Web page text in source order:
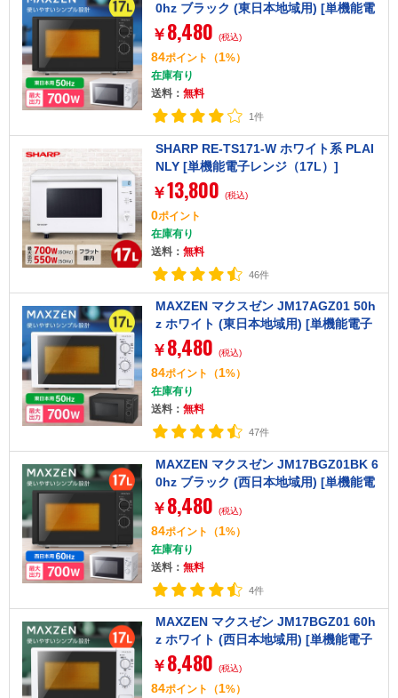
0hz ブラック (東日本地域用) [単機能電
子レンジ (17L)]
￥ 8,480 (税込)
84ポイント （1%）
在庫有り
送料： 無料
1件
SHARP RE-TS171-W ホワイト系 PLAI
NLY [単機能電子レンジ（17L）]
￥13,800 (税込)
0ポイント
在庫有り
送料： 無料
46件
MAXZEN マクスゼン JM17AGZ01 50h
z ホワイト (東日本地域用) [単機能電子
レンジ (17L)]
￥ 8,480 (税込)
84ポイント （1%）
在庫有り
送料： 無料
47件
MAXZEN マクスゼン JM17BGZ01BK 6
0hz ブラック (西日本地域用) [単機能電
子レンジ (17L)]
￥ 8,480 (税込)
84ポイント （1%）
在庫有り
送料： 無料
4件
MAXZEN マクスゼン JM17BGZ01 60h
z ホワイト (西日本地域用) [単機能電子
レンジ (17L)]
￥ 8,480 (税込)
84ポイント （1%）